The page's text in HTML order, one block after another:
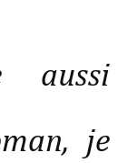
aussi
je